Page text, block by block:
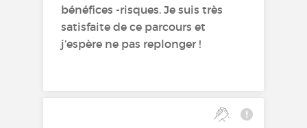
bénéfices -risques. Je suis très
satisfaite de ce parcours et
j’espère ne pas replonger !